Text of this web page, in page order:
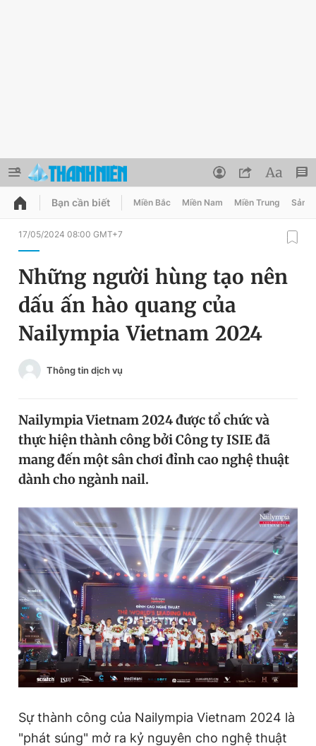
QUẢNG CÁO ĐẶT BÁO
Chuyên mục
Chuyên mục khác
Chào ngày mới
Video Magazine
Tiện ích Bạn cần biết
Thông tin tòa soạn Liên hệ quảng cáo
Đọc Thanh Niên trên điện thoại
Đổi mật khẩu
Tin đã lưu
Tin đã xem
Bạn cần biết Miền Bắc Miền Nam Miền Trung Sản
17/05/2024 08:00 GMT+7
Những người hùng tạo nên
dấu ấn hào quang của
Nailympia Vietnam 2024
Thông tin dịch vụ
Nailympia Vietnam 2024 được tổ chức và
thực hiện thành công bởi Công ty ISIE đã
mang đến một sân chơi đỉnh cao nghệ thuật
dành cho ngành nail.
Sự thành công của Nailympia Vietnam 2024 là
"phát súng" mở ra kỷ nguyên cho nghệ thuật